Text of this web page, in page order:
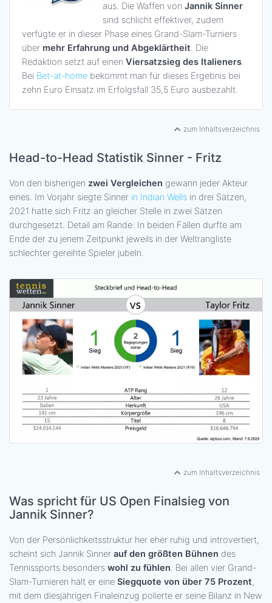
aus. Die Waffen von Jannik Sinner
sind schlicht effektiver, zudem
verfügte er in dieser Phase eines Grand-Slam-Turniers
über mehr Erfahrung und Abgeklärtheit. Die
Redaktion setzt auf einen Viersatzsieg des Italieners.
Bei Bet-at-home bekommt man für dieses Ergebnis bei
zehn Euro Einsatz im Erfolgsfall 35,5 Euro ausbezahlt.
zum Inhaltsverzeichnis
Head-to-Head Statistik Sinner - Fritz
Von den bisherigen zwei Vergleichen gewann jeder Akteur
eines. Im Vorjahr siegte Sinner in Indian Wells in drei Sätzen,
2021 hatte sich Fritz an gleicher Stelle in zwei Sätzen
durchgesetzt. Detail am Rande: In beiden Fällen durfte am
Ende der zu jenem Zeitpunkt jeweils in der Weltrangliste
schlechter gereihte Spieler jubeln.
zum Inhaltsverzeichnis
Was spricht für US Open Finalsieg von
Jannik Sinner?
Von der Persönlichkeitsstruktur her eher ruhig und introvertiert,
scheint sich Jannik Sinner auf den größten Bühnen des
Tennissports besonders wohl zu fühlen. Bei allen vier Grand-
Slam-Turnieren hält er eine Siegquote von über 75 Prozent,
mit dem diesjährigen Finaleinzug polierte er seine Bilanz in New